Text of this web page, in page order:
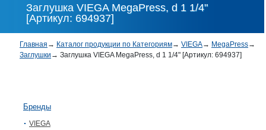
Заглушка VIEGA MegaPress, d 1 1/4"
[Артикул: 694937]
Главная → Каталог продукции по Категориям→ VIEGA→ MegaPress→
Заглушки → Заглушка VIEGA MegaPress, d 1 1/4" [Артикул: 694937]
Бренды
VIEGA